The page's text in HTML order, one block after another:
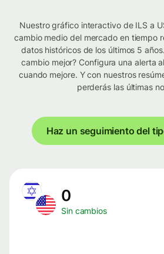
Nuestro gráfico interactivo de ILS a
cambio medio del mercado en tiempo
datos históricos de los últimos 5
cambio mejor? Configura una alerta
cuando mejore. Y con nuestros
perderás las últimas
Haz un seguimiento del
0
Sin cambios